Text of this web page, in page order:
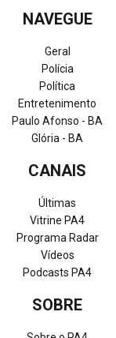
NAVEGUE
Geral
Polícia
Política
Entretenimento
Paulo Afonso - BA
Glória - BA
CANAIS
Últimas
Vitrine PA4
Programa Radar
Vídeos
Podcasts PA4
SOBRE